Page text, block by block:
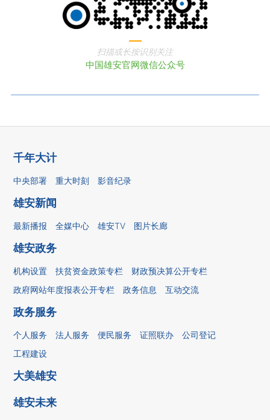
扫描或长按识别关注
中国雄安官网微信公众号
千年大计
中央部署 重大时刻 影音纪录
雄安新闻
最新播报 全媒中心 雄安TV 图片长廊
雄安政务
机构设置 扶贫资金政策专栏
财政预决算公开专栏
政府网站年度报表公开专栏
政务信息 互动交流
政务服务
个人服务 法人服务 便民服务 证照联办
公司登记
工程建设
大美雄安
雄安未来